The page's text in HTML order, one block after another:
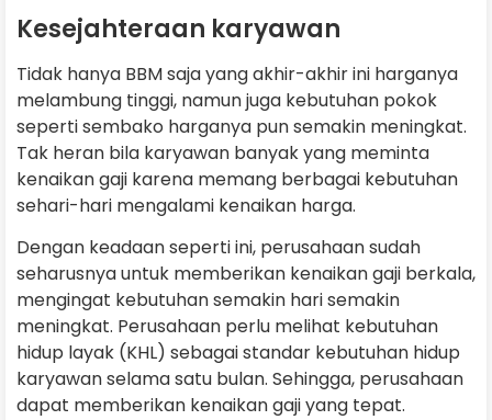
Kesejahteraan karyawan
Tidak hanya BBM saja yang akhir-akhir ini harganya
melambung tinggi, namun juga kebutuhan pokok
seperti sembako harganya pun semakin meningkat.
Tak heran bila karyawan banyak yang meminta
kenaikan gaji karena memang berbagai kebutuhan
sehari-hari mengalami kenaikan harga.
Dengan keadaan seperti ini, perusahaan sudah
seharusnya untuk memberikan kenaikan gaji berkala,
mengingat kebutuhan semakin hari semakin
meningkat. Perusahaan perlu melihat kebutuhan
hidup layak (KHL) sebagai standar kebutuhan hidup
karyawan selama satu bulan. Sehingga, perusahaan
dapat memberikan kenaikan gaji yang tepat.